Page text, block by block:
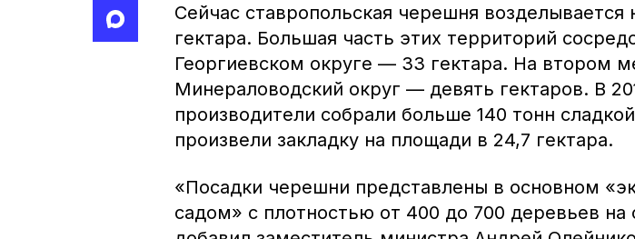
Сейчас ставропольская черешня возделывается
гектара. Большая часть этих территорий
Георгиевском округе — 33 гектара. На втором
Минераловодский округ — девять гектаров. В
производители собрали больше 140 тонн
произвели закладку на площади в 24,7 гектара.
«Посадки черешни представлены в основном
садом» с плотностью от 400 до 700 деревьев